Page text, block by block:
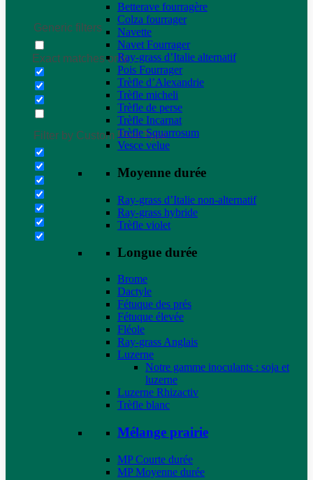
Generic filters
Exact matches only
Filter by Custom Post Type
Betterave fourragère
Colza fourrager
Navette
Navet Fourrager
Ray-grass d’Italie alternatif
Pois Fourrager
Trèfle d’Alexandrie
Trèfle micheli
Trèfle de perse
Trèfle Incarnat
Trèfle Squarrosum
Vesce velue
Moyenne durée
Ray-grass d’Italie non-alternatif
Ray-grass hybride
Trèfle violet
Longue durée
Brome
Dactyle
Fétuque des prés
Fétuque élevée
Fléole
Ray-grass Anglais
Luzerne
Notre gamme inoculants : soja et
luzerne
Luzerne Rhizactiv
Trèfle blanc
Mélange prairie
MP Courte durée
MP Moyenne durée